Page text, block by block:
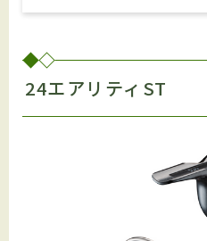
24エアリティST